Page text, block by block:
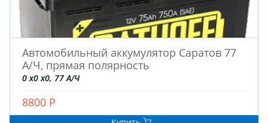
ЛЕТНИЕ
ВСЕСЕЗОННЫЕ
ДЛЯ ГРУЗОВЫХ АВТО
ДЛЯ СПЕЦТЕХНИКИ
Автомобильный аккумулятор Саратов 77
А/Ч, прямая полярность
0 x0 x0, 77 А/Ч
8800 Р